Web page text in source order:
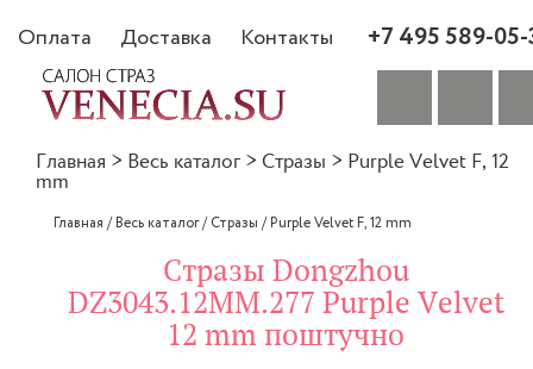
Оплата Доставка Контакты +7 495 589-
Главная > Весь каталог > Стразы > Purple Velvet F, 12
mm
Главная /Весь каталог/Стразы /Purple Velvet F, 12 mm
Стразы Dongzhou
DZ3043.12MM.277 Purple Velvet
12 mm поштучно